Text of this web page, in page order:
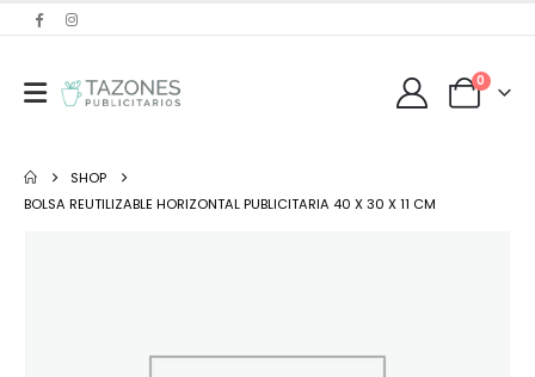
0
SHOP
BOLSA REUTILIZABLE HORIZONTAL PUBLICITARIA 40 X 30 X 11 CM